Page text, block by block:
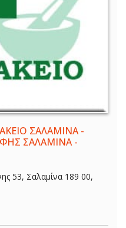
ΣΑΛΑΜΙΝΑ -
ΣΑΛΑΜΙΝΑ -
53, Σαλαμίνα 189 00,